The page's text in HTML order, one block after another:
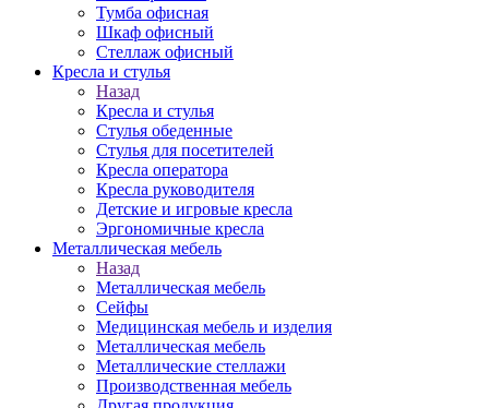
Тумба офисная
Шкаф офисный
Стеллаж офисный
Кресла и стулья
Назад
Кресла и стулья
Стулья обеденные
Стулья для посетителей
Кресла оператора
Кресла руководителя
Детские и игровые кресла
Эргономичные кресла
Металлическая мебель
Назад
Металлическая мебель
Сейфы
Медицинская мебель и изделия
Металлическая мебель
Металлические стеллажи
Производственная мебель